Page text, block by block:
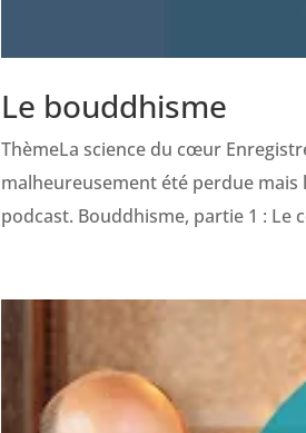
Le bouddhisme
ThèmeLa science du cœur
malheureusement été perdue mais
podcast. Bouddhisme, partie 1 : Le